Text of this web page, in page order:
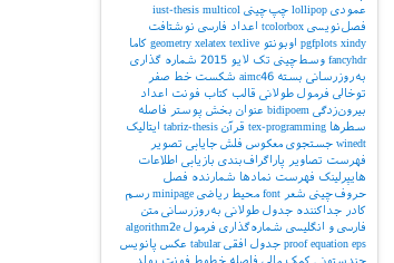
عمودی lollipop چپ‌چینی iust-thesis multicol
فصل‌نویسی tcolorbox اعداد فارسی نوشتافت
pgfplots xindy اوبونتو geometry xelatex texlive
کاما
fancyhdr وسط‌چینی تک لایو 2015
شماره گذاری
به‌روزرسانی بسته aimc46 شکست خط صفر
توخالی فرمول طولانی قالب کتاب فونت اعداد
بیرون‌زدگی bidipoem عنوان بخش پوستر
فاصله
سطرها
tex-programming قرآن tabriz-thesis
ایتالیک
winedt جستجوی معکوس فلش جایابی تصویر
فهرست تصاویر
پاراگراف‌بندی بازیابی اطلاعات
هایپرلینک فهرست نمادها
شمارنده فصل
حروف‌چینی شعر font محیط ریاضی minipage رسم
کادر
جداکننده جدول طولانی به‌روزرسانی متن
فارسی و انگلیسی شماره‌گذاری فرمول algorithm2e
proof equation eps جدول افقی tabular عکس پانویس
چندستونی کمک مالی فاصله خطوط فونت بولد